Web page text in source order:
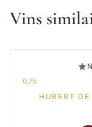
Vins
0,75
HUBERT